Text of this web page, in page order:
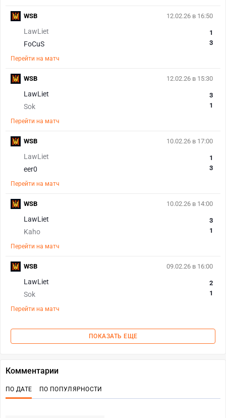
12.02.26 в 16:50
LawLiet
FoCuS
1
3
Перейти на матч
WSB
12.02.26 в 15:30
LawLiet
Sok
3
1
Перейти на матч
WSB
10.02.26 в 17:00
LawLiet
eer0
1
3
Перейти на матч
WSB
10.02.26 в 14:00
LawLiet
Kaho
3
1
Перейти на матч
WSB
09.02.26 в 16:00
LawLiet
Sok
2
1
Перейти на матч
WSB
ПОКАЗАТЬ ЕЩЕ
Комментарии
ПО ДАТЕ ПО ПОПУЛЯРНОСТИ